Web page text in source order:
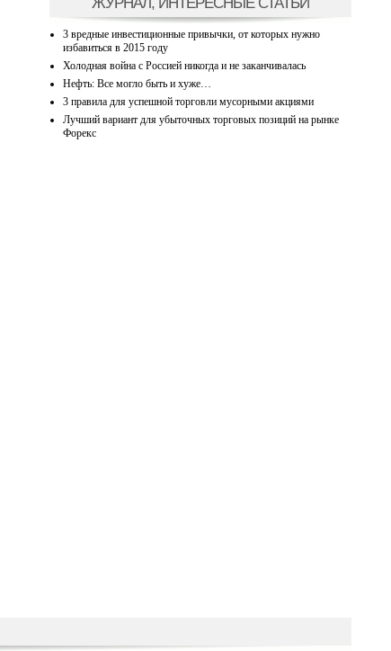
3 вредные инвестиционные привычки, от которых нужно
избавиться в 2015 году
Холодная война с Россией никогда и не заканчивалась
Нефть: Все могло быть и хуже…
3 правила для успешной торговли мусорными акциями
Лучший вариант для убыточных торговых позиций на рынке
Форекс